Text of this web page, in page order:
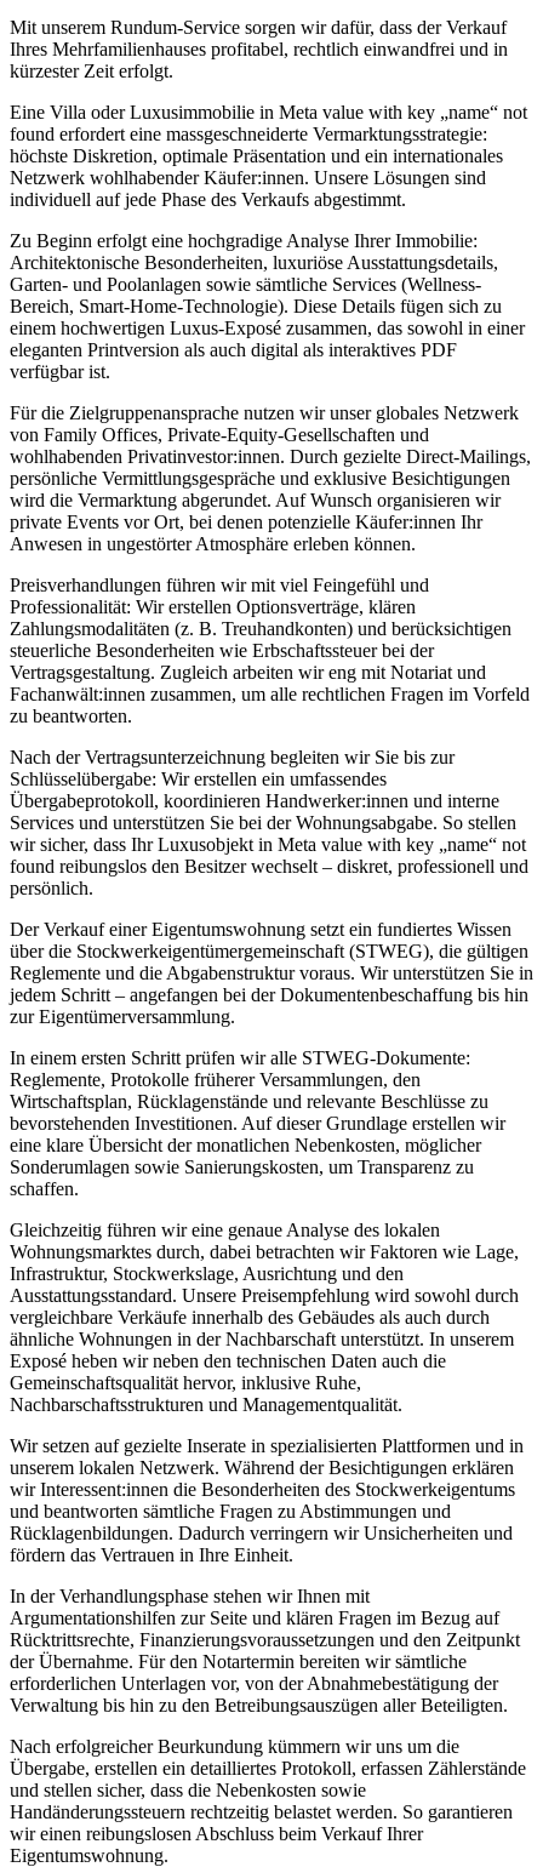
Mit unserem Rundum-Service sorgen wir dafür, dass der Verkauf
Ihres Mehrfamilienhauses profitabel, rechtlich einwandfrei und in
kürzester Zeit erfolgt.
Eine Villa oder Luxusimmobilie in Meta value with key „name“ not
found erfordert eine massgeschneiderte Vermarktungsstrategie:
höchste Diskretion, optimale Präsentation und ein internationales
Netzwerk wohlhabender Käufer:innen. Unsere Lösungen sind
individuell auf jede Phase des Verkaufs abgestimmt.
Zu Beginn erfolgt eine hochgradige Analyse Ihrer Immobilie:
Architektonische Besonderheiten, luxuriöse Ausstattungsdetails,
Garten- und Poolanlagen sowie sämtliche Services (Wellness-
Bereich, Smart-Home-Technologie). Diese Details fügen sich zu
einem hochwertigen Luxus-Exposé zusammen, das sowohl in einer
eleganten Printversion als auch digital als interaktives PDF
verfügbar ist.
Für die Zielgruppenansprache nutzen wir unser globales Netzwerk
von Family Offices, Private-Equity-Gesellschaften und
wohlhabenden Privatinvestor:innen. Durch gezielte Direct-Mailings,
persönliche Vermittlungsgespräche und exklusive Besichtigungen
wird die Vermarktung abgerundet. Auf Wunsch organisieren wir
private Events vor Ort, bei denen potenzielle Käufer:innen Ihr
Anwesen in ungestörter Atmosphäre erleben können.
Preisverhandlungen führen wir mit viel Feingefühl und
Professionalität: Wir erstellen Optionsverträge, klären
Zahlungsmodalitäten (z. B. Treuhandkonten) und berücksichtigen
steuerliche Besonderheiten wie Erbschaftssteuer bei der
Vertragsgestaltung. Zugleich arbeiten wir eng mit Notariat und
Fachanwält:innen zusammen, um alle rechtlichen Fragen im Vorfeld
zu beantworten.
Nach der Vertragsunterzeichnung begleiten wir Sie bis zur
Schlüsselübergabe: Wir erstellen ein umfassendes
Übergabeprotokoll, koordinieren Handwerker:innen und interne
Services und unterstützen Sie bei der Wohnungsabgabe. So stellen
wir sicher, dass Ihr Luxusobjekt in Meta value with key „name“ not
found reibungslos den Besitzer wechselt – diskret, professionell und
persönlich.
Der Verkauf einer Eigentumswohnung setzt ein fundiertes Wissen
über die Stockwerkeigentümergemeinschaft (STWEG), die gültigen
Reglemente und die Abgabenstruktur voraus. Wir unterstützen Sie in
jedem Schritt – angefangen bei der Dokumentenbeschaffung bis hin
zur Eigentümerversammlung.
In einem ersten Schritt prüfen wir alle STWEG-Dokumente:
Reglemente, Protokolle früherer Versammlungen, den
Wirtschaftsplan, Rücklagenstände und relevante Beschlüsse zu
bevorstehenden Investitionen. Auf dieser Grundlage erstellen wir
eine klare Übersicht der monatlichen Nebenkosten, möglicher
Sonderumlagen sowie Sanierungskosten, um Transparenz zu
schaffen.
Gleichzeitig führen wir eine genaue Analyse des lokalen
Wohnungsmarktes durch, dabei betrachten wir Faktoren wie Lage,
Infrastruktur, Stockwerkslage, Ausrichtung und den
Ausstattungsstandard. Unsere Preisempfehlung wird sowohl durch
vergleichbare Verkäufe innerhalb des Gebäudes als auch durch
ähnliche Wohnungen in der Nachbarschaft unterstützt. In unserem
Exposé heben wir neben den technischen Daten auch die
Gemeinschaftsqualität hervor, inklusive Ruhe,
Nachbarschaftsstrukturen und Managementqualität.
Wir setzen auf gezielte Inserate in spezialisierten Plattformen und in
unserem lokalen Netzwerk. Während der Besichtigungen erklären
wir Interessent:innen die Besonderheiten des Stockwerkeigentums
und beantworten sämtliche Fragen zu Abstimmungen und
Rücklagenbildungen. Dadurch verringern wir Unsicherheiten und
fördern das Vertrauen in Ihre Einheit.
In der Verhandlungsphase stehen wir Ihnen mit
Argumentationshilfen zur Seite und klären Fragen im Bezug auf
Rücktrittsrechte, Finanzierungsvoraussetzungen und den Zeitpunkt
der Übernahme. Für den Notartermin bereiten wir sämtliche
erforderlichen Unterlagen vor, von der Abnahmebestätigung der
Verwaltung bis hin zu den Betreibungsauszügen aller Beteiligten.
Nach erfolgreicher Beurkundung kümmern wir uns um die
Übergabe, erstellen ein detailliertes Protokoll, erfassen Zählerstände
und stellen sicher, dass die Nebenkosten sowie
Handänderungssteuern rechtzeitig belastet werden. So garantieren
wir einen reibungslosen Abschluss beim Verkauf Ihrer
Eigentumswohnung.